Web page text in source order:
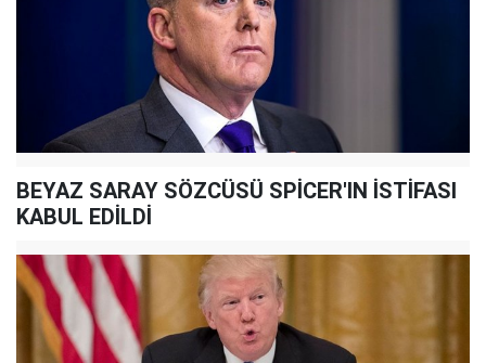
BEYAZ SARAY SÖZCÜSÜ SPİCER'IN İSTİFASI
KABUL EDİLDİ